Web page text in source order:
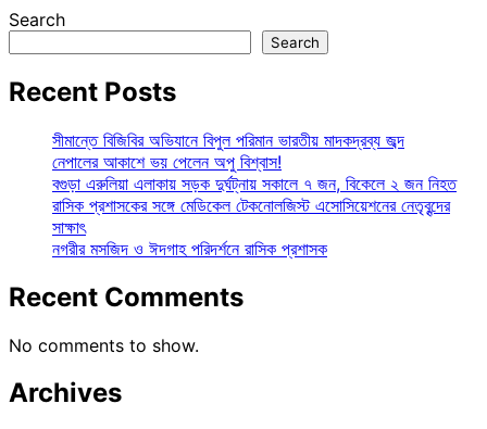
Search
Search
Recent Posts
সীমান্তে বিজিবির অভিযানে বিপুল পরিমান ভারতীয় মাদকদ্রব্য জব্দ
নেপালের আকাশে ভয় পেলেন অপু বিশ্বাস!
বগুড়া এরুলিয়া এলাকায় সড়ক দুর্ঘট্নায় সকালে ৭ জন, বিকেলে ২ জন নিহত
রাসিক প্রশাসকের সঙ্গে মেডিকেল টেকনোলজিস্ট এসোসিয়েশনের নেতৃবৃন্দের
সাক্ষাৎ
নগরীর মসজিদ ও ঈদগাহ পরিদর্শনে রাসিক প্রশাসক
Recent Comments
No comments to show.
Archives